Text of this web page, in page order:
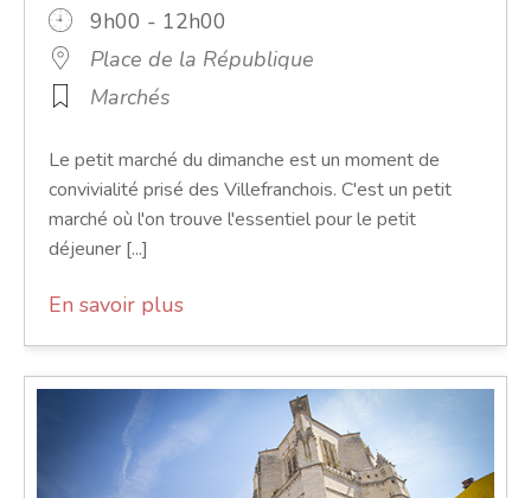
9h00 - 12h00
Place de la République
Marchés
Le petit marché du dimanche est un moment de
convivialité prisé des Villefranchois. C'est un petit
marché où l'on trouve l'essentiel pour le petit
déjeuner [...]
En savoir plus